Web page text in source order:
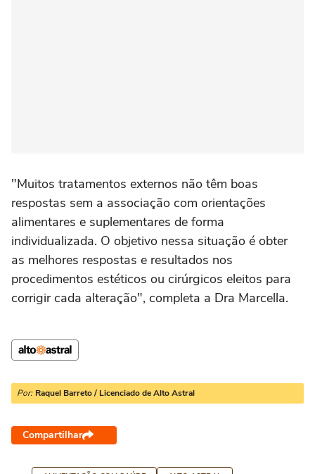
"Muitos tratamentos externos não têm boas
respostas sem a associação com orientações
alimentares e suplementares de forma
individualizada. O objetivo nessa situação é obter
as melhores respostas e resultados nos
procedimentos estéticos ou cirúrgicos eleitos para
corrigir cada alteração", completa a Dra Marcella.
Por: Raquel Barreto / Licenciado de Alto Astral
Compartilhar